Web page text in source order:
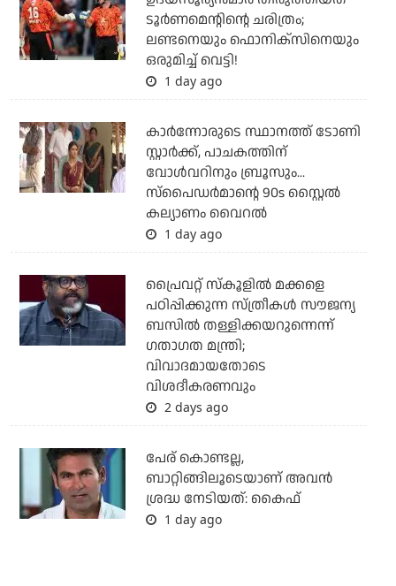
ടൂര്‍ണമെന്റിന്റെ ചരിത്രം;
ലണ്ടനെയും ഫൊനിക്‌സിനെയും
ഒരുമിച്ച് വെട്ടി!
1 day ago
കാര്‍ന്നോരുടെ സ്ഥാനത്ത് ടോണി
സ്റ്റാര്‍ക്ക്, പാചകത്തിന്
വോള്‍വറിനും ബ്രൂസും...
സ്‌പൈഡര്‍മാന്റെ 90s സ്റ്റൈല്‍
കല്യാണം വൈറല്‍
1 day ago
പ്രൈവറ്റ് സ്‌കൂളില്‍ മക്കളെ
പഠിപ്പിക്കുന്ന സ്ത്രീകള്‍ സൗജന്യ
ബസില്‍ തള്ളിക്കയറുന്നെന്ന്
ഗതാഗത മന്ത്രി;
വിവാദമായതോടെ
വിശദീകരണവും
2 days ago
പേര് കൊണ്ടല്ല,
ബാറ്റിങ്ങിലൂടെയാണ് അവൻ
ശ്രദ്ധ നേടിയത്: കൈഫ്
1 day ago